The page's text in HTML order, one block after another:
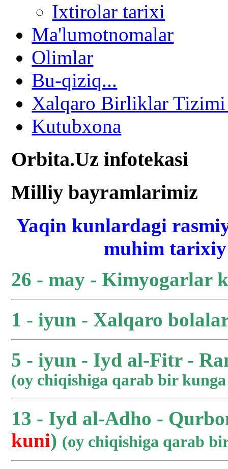
Ixtirolar tarixi
Ma'lumotnomalar
Olimlar
Bu-qiziq...
Xalqaro Birliklar
Kutubxona
Orbita.Uz infotekasi
Milliy bayramlarimiz
Yaqin kunlardagi
muhim
26 - may - Kimyogarlar
1 - iyun - Xalqaro
5 - iyun - Iyd al-Fitr -
(oy chiqishiga qarab bir
13 - Iyd al-Adho -
kuni) (oy chiqishiga qarab